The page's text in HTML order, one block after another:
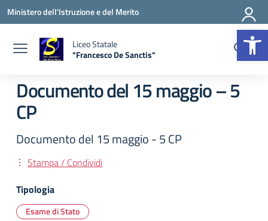
Vai ai contenuti
Vai al menu di navigazione
Vai al footer
Ministero dell'Istruzione e del Merito
Liceo Statale
"Francesco De Sanctis"
Documento del 15 maggio – 5
CP
Documento del 15 maggio - 5 CP
Stampa / Condividi
Tipologia
Esame di Stato